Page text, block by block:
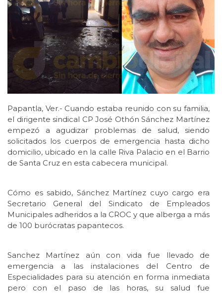
Papantla, Ver.- Cuando estaba reunido con su familia,
el dirigente sindical CP José Othón Sánchez Martínez
empezó a agudizar problemas de salud, siendo
solicitados los cuerpos de emergencia hasta dicho
domicilio, ubicado en la calle Riva Palacio en el Barrio
de Santa Cruz en esta cabecera municipal.
Cómo es sabido, Sánchez Martínez cuyo cargo era
Secretario General del Sindicato de Empleados
Municipales adheridos a la CROC y que alberga a más
de 100 burócratas papantecos.
Sanchez Martínez aún con vida fue llevado de
emergencia a las instalaciones del Centro de
Especialidades para su atención en forma inmediata
pero con el paso de las horas, su salud fue